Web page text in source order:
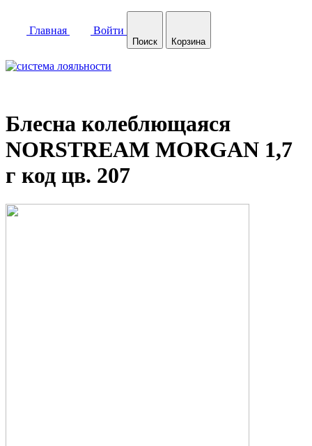
Главная Войти
Поиск Корзина
Блесна колеблющаяся
NORSTREAM MORGAN 1,7
г код цв. 207